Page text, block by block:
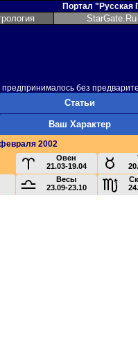
Портал "Русская
без
Статьи
Ваш Характер
2002
Овен
21.03-19.04
Весы
23.09-23.10